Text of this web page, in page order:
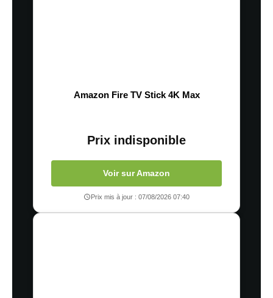
Amazon Fire TV Stick 4K Max
Prix indisponible
Voir sur Amazon
Prix mis à jour : 07/08/2026 07:40